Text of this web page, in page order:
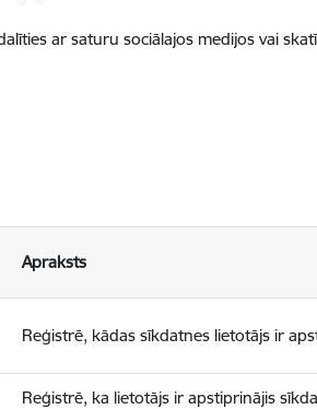
ar saturu sociālajos medijos vai
Apraksts
Reģistrē, kādas sīkdatnes lietotājs ir
Reģistrē, ka lietotājs ir apstiprinājis